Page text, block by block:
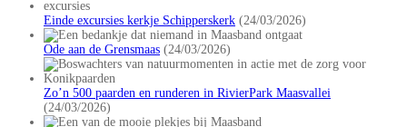
Einde excursies kerkje Schipperskerk (24/03/2026)
Ode aan de Grensmaas (24/03/2026)
Zo’n 500 paarden en runderen in RivierPark Maasvallei
(24/03/2026)